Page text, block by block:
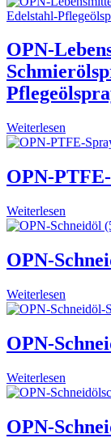
OPN-
Weiterlesen
OPN-
Weiterlesen
OPN-
Weiterlesen
OPN-
Weiterlesen
OPN-